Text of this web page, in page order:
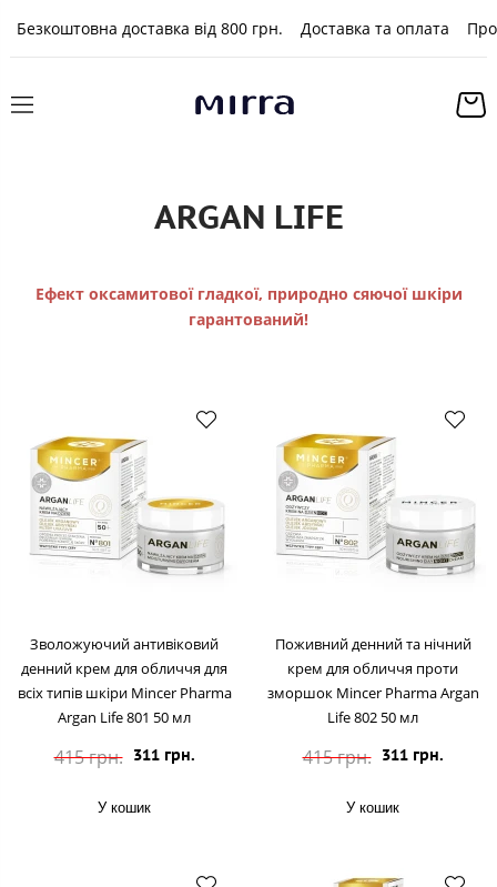
Безкоштовна доставка від 800 грн. Доставка та оплата
ARGAN LIFE
Ефект оксамитової гладкої, природно сяючої шкіри
гарантований!
Зволожуючий антивіковий
денний крем для обличчя для
всіх типів шкіри Mincer Pharma
Argan Life 801 50 мл
415 грн. 311 грн.
У кошик
Поживний денний та нічний
крем для обличчя проти
зморшок Mincer Pharma Argan
Life 802 50 мл
415 грн. 311 грн.
У кошик